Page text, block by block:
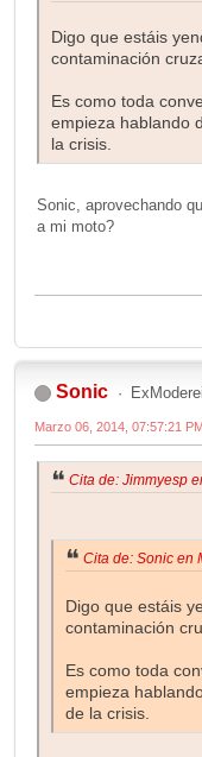
Digo que estáis
contaminación
Es como toda
empieza hablando
la crisis.
Sonic, aprovechando
a mi moto?
Sonic
Marzo 06, 2014, 07:57:21
Cita de: Jimmyesp
Cita de: Sonic en
Digo que estáis
contaminación
Es como toda
empieza
de la crisis.